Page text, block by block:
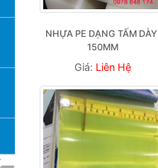
NHỰA PE DẠNG TẤM DÀY
150MM
Giá: Liên Hệ